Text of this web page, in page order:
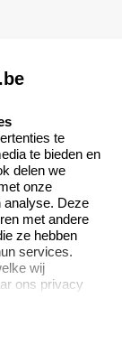
op maat
&
te
te bieden en
delen we
onze
analyse. Deze
met andere
ze hebben
services.
wij
ons privacy